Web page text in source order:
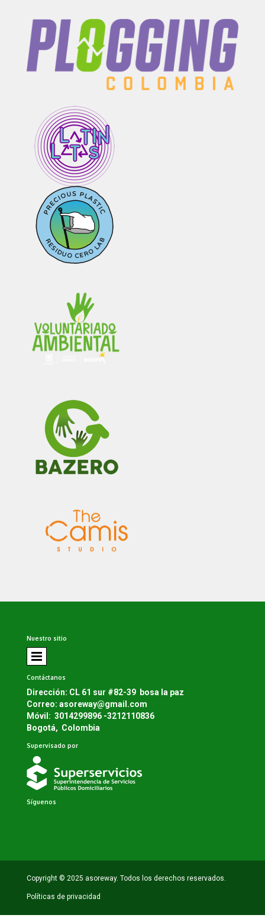
Nuestro sitio
Contáctanos
Dirección: CL 61 sur #82-39 bosa la paz
Correo: asoreway@gmail.com
Móvil: 3014299896 -3212110836
Bogotá, Colombia
Supervisado por
Síguenos
Copyright © 2025 asoreway. Todos los derechos reservados.
Políticas de privacidad